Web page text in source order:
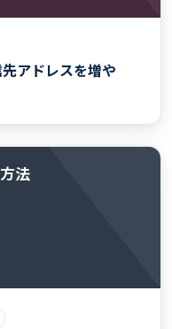
アドレスを増や
法